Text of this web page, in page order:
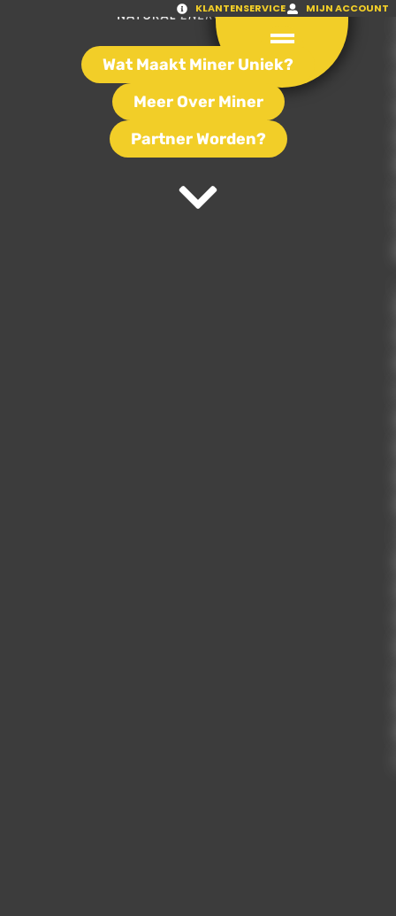
KLANTENSERVICE MIJN ACCOUNT
Wat Maakt Miner Uniek?
Meer Over Miner
Partner Worden?